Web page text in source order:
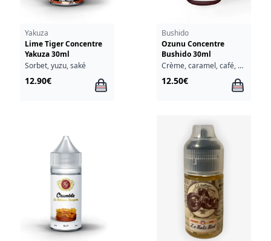
Yakuza
Lime Tiger Concentre
Yakuza 30ml
Sorbet, yuzu, saké
12.90€
Bushido
Ozunu Concentre
Bushido 30ml
Crème, caramel, café, whisky
12.50€